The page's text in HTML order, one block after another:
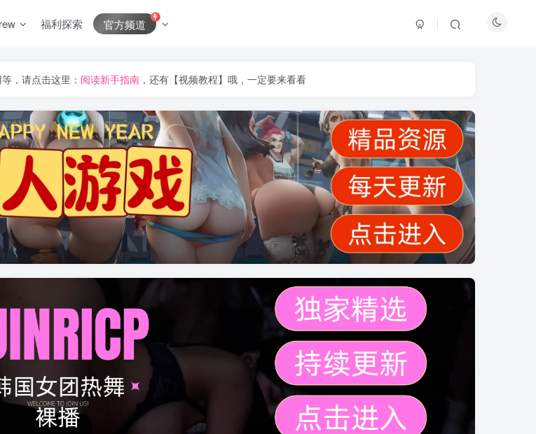
福利探索 官方频道
，请点击这里： 阅读新手指南 ，还有【视频教程】哦，一定要来看看